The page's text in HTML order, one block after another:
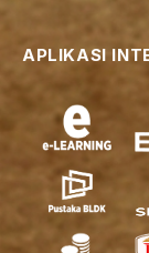
APLIKASI